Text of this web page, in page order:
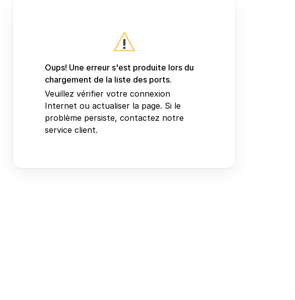
Oups! Une erreur s'est produite lors du
chargement de la liste des ports.
Veuillez vérifier votre connexion
Internet ou actualiser la page. Si le
problème persiste, contactez notre
service client.